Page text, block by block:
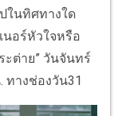
ในทิศทางใด
นอร์หัวใจหรือ
ต่าย” วันจันทร์
ทางช่องวัน31